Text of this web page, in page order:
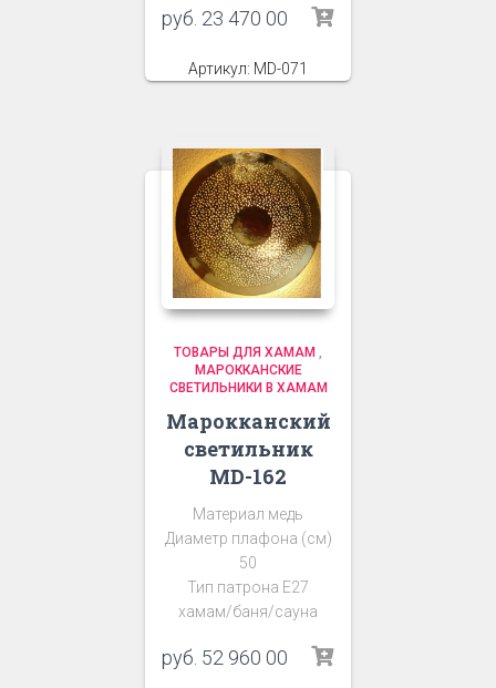
руб. 23 470 00
Артикул: MD-071
ТОВАРЫ ДЛЯ ХАМАМ ,
МАРОККАНСКИЕ
СВЕТИЛЬНИКИ В ХАМАМ
Марокканский
светильник
MD-162
Материал медь
Диаметр плафона (см)
50
Тип патрона Е27
хамам/баня/сауна
руб. 52 960 00